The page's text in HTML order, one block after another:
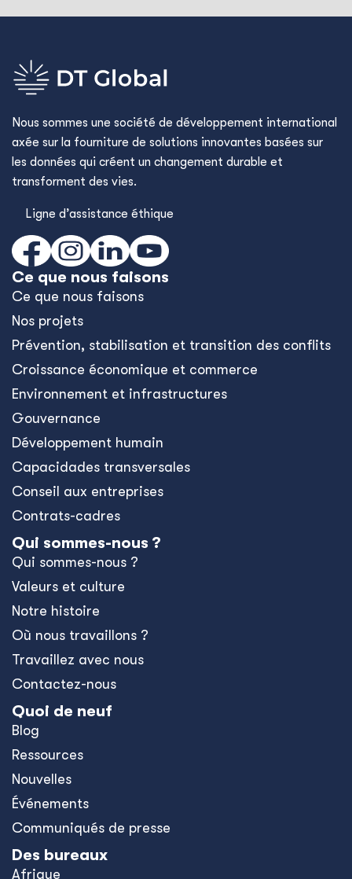
Nous sommes une société de développement international
axée sur la fourniture de solutions innovantes basées sur
les données qui créent un changement durable et
transforment des vies.
Ligne d’assistance éthique
Ce que nous faisons
Ce que nous faisons
Nos projets
Prévention, stabilisation et transition des conflits
Croissance économique et commerce
Environnement et infrastructures
Gouvernance
Développement humain
Capacidades transversales
Conseil aux entreprises
Contrats-cadres
Qui sommes-nous ?
Qui sommes-nous ?
Valeurs et culture
Notre histoire
Où nous travaillons ?
Travaillez avec nous
Contactez-nous
Quoi de neuf
Blog
Ressources
Nouvelles
Événements
Communiqués de presse
Des bureaux
Afrique